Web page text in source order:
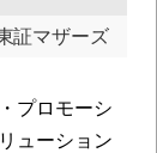
証マザーズ
プロモーシ
ューション